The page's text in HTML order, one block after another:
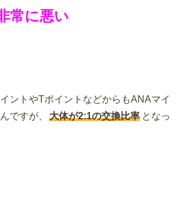
常に悪い
ントやTポイントなどからもANAマイ
ですが、
大体が2:1の交換比率 となっ